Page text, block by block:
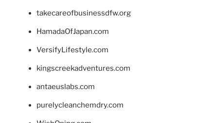
takecareofbusinessdfw.org
HamadaOfJapan.com
VersifyLifestyle.com
kingscreekadventures.com
antaeuslabs.com
purelycleanchemdry.com